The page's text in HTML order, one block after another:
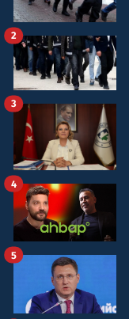
2
3
4
5